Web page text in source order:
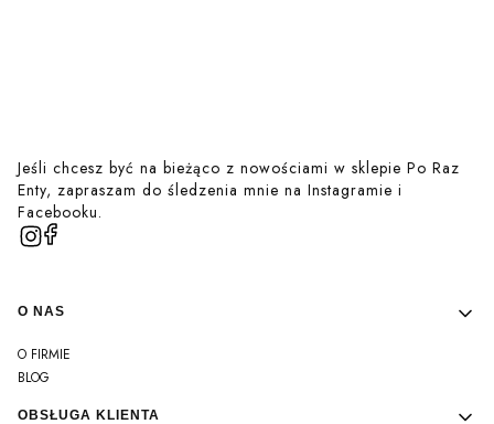
Jeśli chcesz być na bieżąco z nowościami w sklepie Po Raz
Enty, zapraszam do śledzenia mnie na Instagramie i
Facebooku.
Linki w stopce
O NAS
O FIRMIE
BLOG
OBSŁUGA KLIENTA